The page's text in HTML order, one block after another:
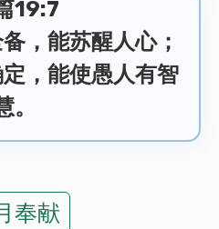
19:7
，能苏醒人心；
，能使愚人有智
。
奉献